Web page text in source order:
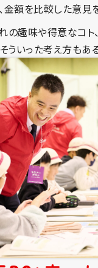
金額を比較した意見
の趣味や得意なコト
そういった考え方もあ